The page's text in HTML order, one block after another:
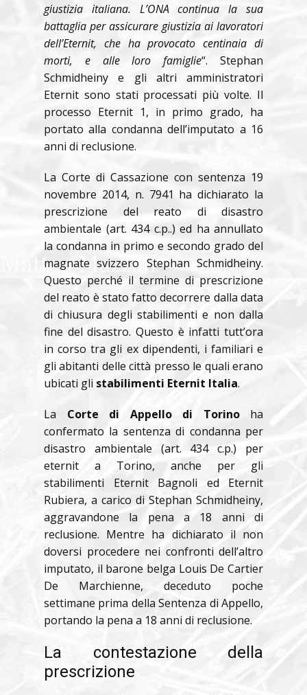
giustizia italiana. L’ONA continua la sua
battaglia per assicurare giustizia ai lavoratori
dell’Eternit, che ha provocato centinaia di
morti, e alle loro famiglie“. Stephan
Schmidheiny e gli altri amministratori
Eternit sono stati processati più volte. Il
processo Eternit 1, in primo grado, ha
portato alla condanna dell’imputato a 16
anni di reclusione.
La Corte di Cassazione con sentenza 19
novembre 2014, n. 7941 ha dichiarato la
prescrizione del reato di disastro
ambientale (art. 434 c.p..) ed ha annullato
la condanna in primo e secondo grado del
magnate svizzero Stephan Schmidheiny.
Questo perché il termine di prescrizione
del reato è stato fatto decorrere dalla data
di chiusura degli stabilimenti e non dalla
fine del disastro. Questo è infatti tutt’ora
in corso tra gli ex dipendenti, i familiari e
gli abitanti delle città presso le quali erano
ubicati gli stabilimenti Eternit Italia.
La Corte di Appello di Torinoha
confermato la sentenza di condanna per
disastro ambientale (art. 434 c.p.) per
eternit a Torino, anche per gli
stabilimenti Eternit Bagnoli ed Eternit
Rubiera, a carico di Stephan Schmidheiny,
aggravandone la pena a 18 anni di
reclusione. Mentre ha dichiarato il non
doversi procedere nei confronti dell’altro
imputato, il barone belga Louis De Cartier
De Marchienne, deceduto poche
settimane prima della Sentenza di Appello,
portando la pena a 18 anni di reclusione.
La contestazione della
prescrizione